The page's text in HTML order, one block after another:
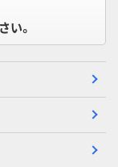
い。